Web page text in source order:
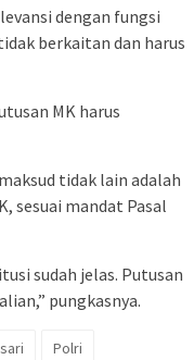
dengan fungsi
berkaitan dan harus
MK harus
tidak lain adalah
sesuai mandat Pasal
sudah jelas. Putusan
pungkasnya.
Polri